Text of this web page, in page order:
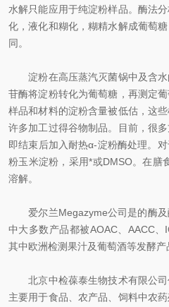
水解只能应用于纯淀粉样品。酶法
化，液化和糊化，糊精水解成葡萄
同。
淀粉在高压蒸汽灭菌锅中及含水
苷酶将淀粉转化为葡萄糖，再测定
样品和材料的淀粉含量被低估，这
许多加工过得谷物制品。目前，很
即结束后加入耐热α-淀粉酶处理。
粉玉米淀粉，采用*或DMSO。在膳
溶解。
爱尔兰Megazyme公司是的酶及
中大多数产品都被AOAC、AACC、
其中欧洲检测果汁及葡萄酒等发酵产
北京中检葆泰生物技术有限公司
主要用于食品、农产品、饲料中农